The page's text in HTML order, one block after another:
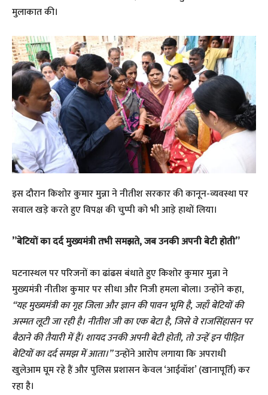
मुलाकात की।
इस दौरान किशोर कुमार मुन्ना ने नीतीश सरकार की कानून-व्यवस्था पर
सवाल खड़े करते हुए विपक्ष की चुप्पी को भी आड़े हाथों लिया।
​”बेटियों का दर्द मुख्यमंत्री तभी समझते, जब उनकी अपनी बेटी होती”
​घटनास्थल पर परिजनों का ढांढस बंधाते हुए किशोर कुमार मुन्ना ने
मुख्यमंत्री नीतीश कुमार पर सीधा और निजी हमला बोला। उन्होंने कहा,
“यह मुख्यमंत्री का गृह जिला और ज्ञान की पावन भूमि है, जहाँ बेटियों की
अस्मत लूटी जा रही है। नीतीश जी का एक बेटा है, जिसे वे राजसिंहासन पर
बैठाने की तैयारी में हैं। शायद उनकी अपनी बेटी होती, तो उन्हें इन पीड़ित
बेटियों का दर्द समझ में आता।”उन्होंने आरोप लगाया कि अपराधी
खुलेआम घूम रहे हैं और पुलिस प्रशासन केवल ‘आईवॉश’ (खानापूर्ति) कर
रहा है।